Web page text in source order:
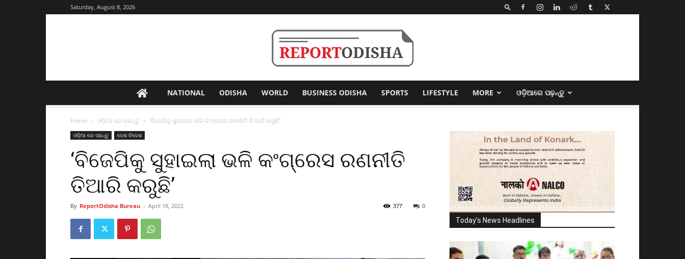
Saturday, August 8, 2026
Odisha
NATIONAL ODISHA WORLD BUSINESS ODISHA SPORTS LIFESTYLE MORE ଓଡ଼ିଆରେ ପଢ଼ନ୍ତୁ
Home ଓଡ଼ିଆ ରେ ପଢନ୍ତୁ ‘ବିଜେପିକୁ ସୁହାଇଲା ଭଳି କଂଗ୍ରେସ ରଣନୀତି ତିଆରି କରୁଛି’
ଓଡ଼ିଆ ରେ ପଢନ୍ତୁ ଦେଶ ବିଦେଶ
‘ବିଜେପିକୁ ସୁହାଇଲା ଭଳି କଂଗ୍ରେସ ରଣନୀତି
ତିଆରି କରୁଛି’
By ReportOdisha Bureau - April 18, 2022 0
377
Today's News Headlines